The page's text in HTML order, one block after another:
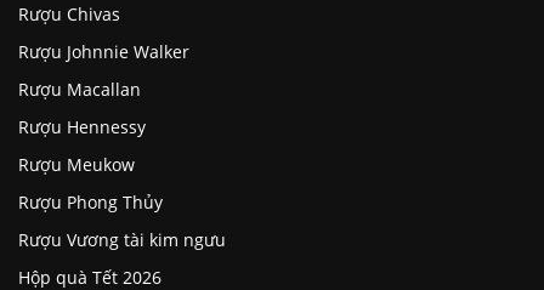
Rượu Chivas
Rượu Johnnie Walker
Rượu Macallan
Rượu Hennessy
Rượu Meukow
Rượu Phong Thủy
Rượu Vương tài kim ngưu
Hộp quà Tết 2026